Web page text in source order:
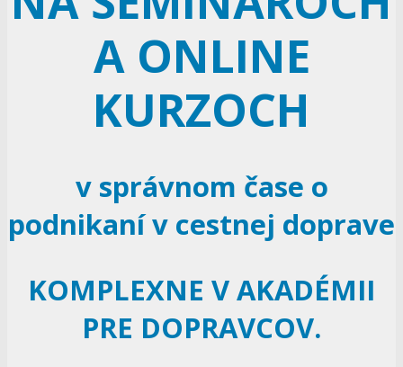
A ONLINE
KURZOCH
v správnom čase o
podnikaní v cestnej doprave
KOMPLEXNE V AKADÉMII
PRE DOPRAVCOV.